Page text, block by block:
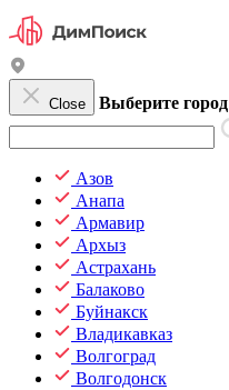
Close Выберите город
Азов
Анапа
Армавир
Архыз
Астрахань
Балаково
Буйнакск
Владикавказ
Волгоград
Волгодонск